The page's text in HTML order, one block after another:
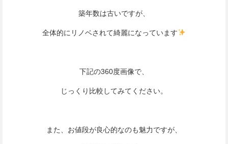
築年数は古いですが、
全体的にリノベされて綺麗になっています
下記の360度画像で、
じっくり比較してみてください。
また、お値段が良心的なのも魅力ですが、